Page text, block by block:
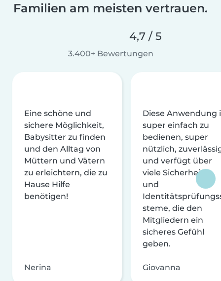
Familien am meisten vertrauen.
4,7 / 5
3.400+ Bewertungen
Eine schöne und
sichere Möglichkeit,
Babysitter zu finden
und den Alltag von
Müttern und Vätern
zu erleichtern, die zu
Hause Hilfe
benötigen!
Nerina
Diese Anwendung
super einfach zu
bedienen, super
nützlich,
und verfügt über
viele Sicherheits-
und
steme, die den
Mitgliedern ein
sicheres Gefühl
geben.
Giovanna